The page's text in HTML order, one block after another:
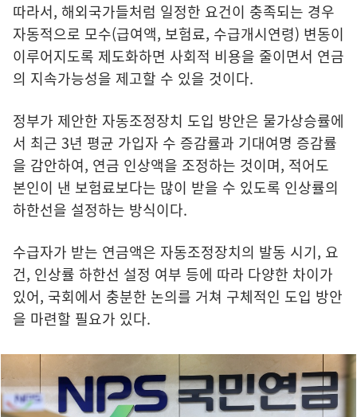
따라서, 해외국가들처럼 일정한 요건이 충족되는 경우
자동적으로 모수(급여액, 보험료, 수급개시연령) 변동이
이루어지도록 제도화하면 사회적 비용을 줄이면서 연금
의 지속가능성을 제고할 수 있을 것이다.
정부가 제안한 자동조정장치 도입 방안은 물가상승률에
서 최근 3년 평균 가입자 수 증감률과 기대여명 증감률
을 감안하여, 연금 인상액을 조정하는 것이며, 적어도
본인이 낸 보험료보다는 많이 받을 수 있도록 인상률의
하한선을 설정하는 방식이다.
수급자가 받는 연금액은 자동조정장치의 발동 시기, 요
건, 인상률 하한선 설정 여부 등에 따라 다양한 차이가
있어, 국회에서 충분한 논의를 거쳐 구체적인 도입 방안
을 마련할 필요가 있다.